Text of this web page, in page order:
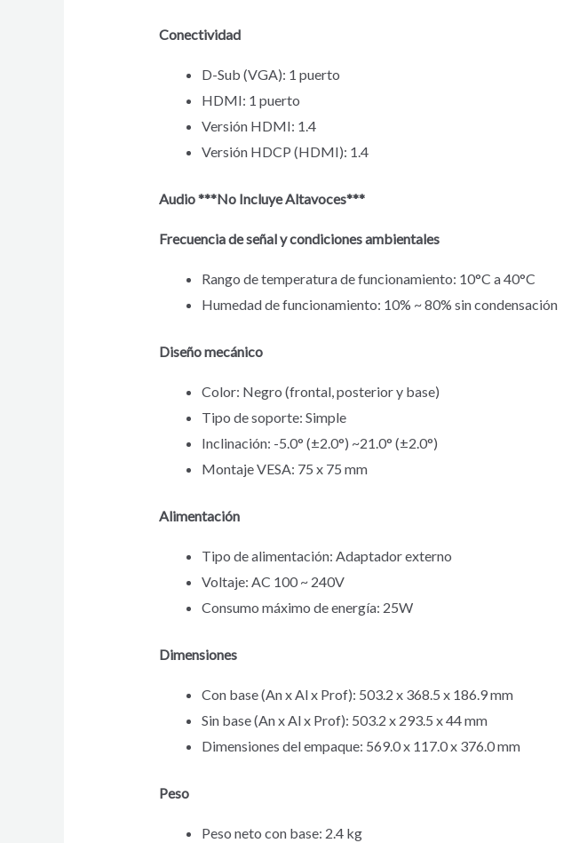
Conectividad
D-Sub (VGA): 1 puerto
HDMI: 1 puerto
Versión HDMI: 1.4
Versión HDCP (HDMI): 1.4
Audio ***No Incluye Altavoces***
Frecuencia de señal y condiciones ambientales
Rango de temperatura de funcionamiento: 10°C a 40°C
Humedad de funcionamiento: 10% ~ 80% sin condensación
Diseño mecánico
Color: Negro (frontal, posterior y base)
Tipo de soporte: Simple
Inclinación: -5.0° (±2.0°) ~21.0° (±2.0°)
Montaje VESA: 75 x 75 mm
Alimentación
Tipo de alimentación: Adaptador externo
Voltaje: AC 100 ~ 240V
Consumo máximo de energía: 25W
Dimensiones
Con base (An x Al x Prof): 503.2 x 368.5 x 186.9 mm
Sin base (An x Al x Prof): 503.2 x 293.5 x 44 mm
Dimensiones del empaque: 569.0 x 117.0 x 376.0 mm
Peso
Peso neto con base: 2.4 kg